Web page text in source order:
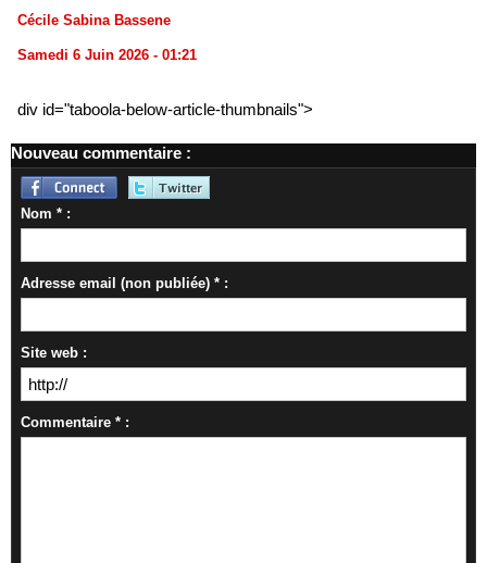
Cécile Sabina Bassene
Samedi 6 Juin 2026 - 01:21
div id="taboola-below-article-thumbnails">
Nouveau commentaire :
Nom * :
Adresse email (non publiée) * :
Site web :
Commentaire * :